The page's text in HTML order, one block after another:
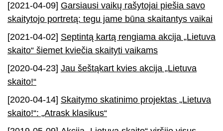
[2021-04-09] Garsiausi vaikų rašytojai piešia savo
skaitytojo portretą: tegu jame būna skaitantys vaikai
[2021-04-02] Septintą kartą rengiama akcija „Lietuva
skaito“ šiemet kviečia skaityti vaikams
[2020-04-23] Jau šeštąkart kvies akcija „Lietuva
skaito!“
[2020-04-14] Skaitymo skatinimo projektas „Lietuva
skaito!“: „Atrask klasikus“